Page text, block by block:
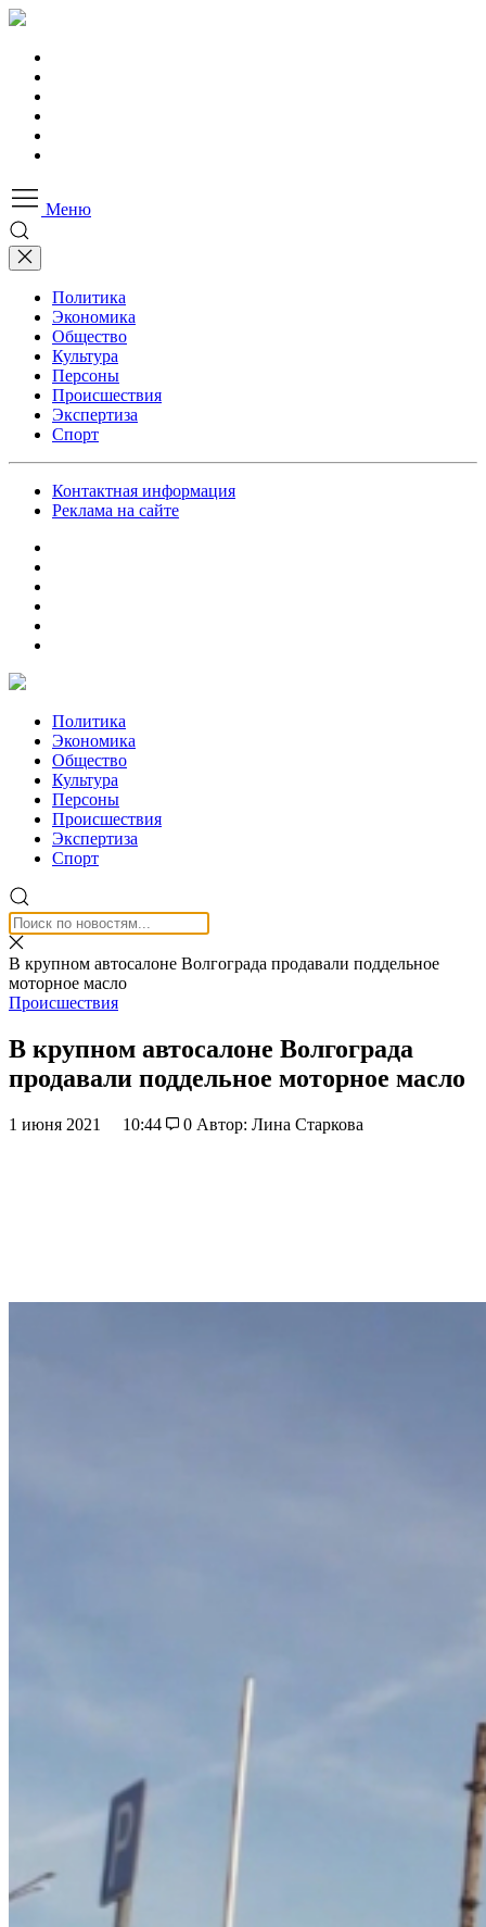
Меню
Политика
Экономика
Общество
Культура
Персоны
Происшествия
Экспертиза
Спорт
Контактная информация
Реклама на сайте
Политика
Экономика
Общество
Культура
Персоны
Происшествия
Экспертиза
Спорт
В крупном автосалоне Волгограда продавали поддельное
моторное масло
Происшествия
В крупном автосалоне Волгограда
продавали поддельное моторное масло
1 июня 2021 10:44 0 Автор: Лина Старкова